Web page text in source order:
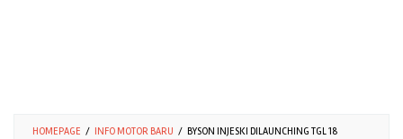
HOMEPAGE / INFO MOTOR BARU / BYSON INJESKI DILAUNCHING TGL 18